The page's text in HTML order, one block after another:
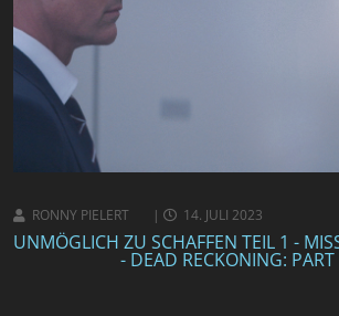
RONNY PIELERT 14. JULI 2023
UNMÖGLICH ZU SCHAFFEN TEIL 1 -
- DEAD RECKONING: PART